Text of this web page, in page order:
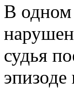
В одном
судья